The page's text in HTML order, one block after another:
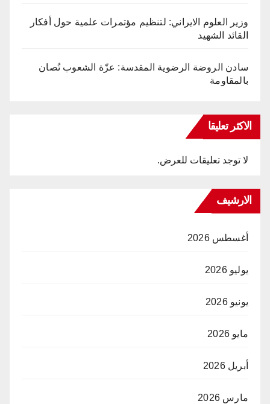
وزير العلوم الايراني: لتنظيم مؤتمرات علمية حول أفكار
القائد الشهيد
سادن الروضة الرضوية المقدسة: عزّة الشعوب تُصان
بالمقاومة
الاكثر تعليقا
لا توجد تعليقات للعرض.
الارشيف
أغسطس 2026
يوليو 2026
يونيو 2026
مايو 2026
أبريل 2026
مارس 2026